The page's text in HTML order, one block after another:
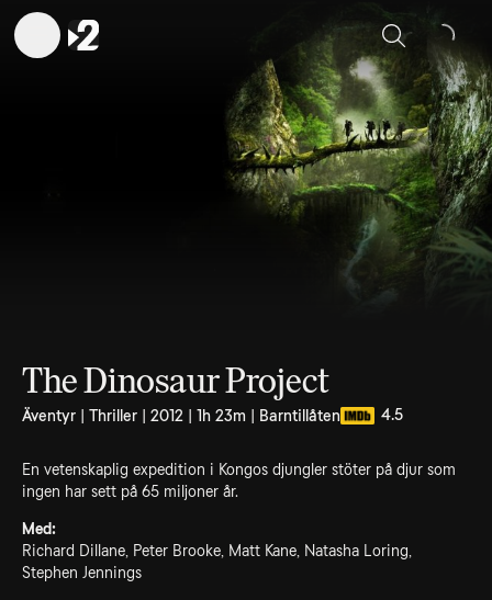
Sök
The Dinosaur Project
Äventyr | Thriller | 2012 | 1h 23m | Barntillåten 4.5
En vetenskaplig expedition i Kongos djungler stöter på djur som
ingen har sett på 65 miljoner år.
Med:
Richard Dillane, Peter Brooke, Matt Kane, Natasha Loring,
Stephen Jennings